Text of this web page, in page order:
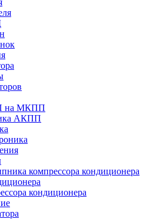
на МКПП
АКПП
компрессора кондиционера
кондиционера